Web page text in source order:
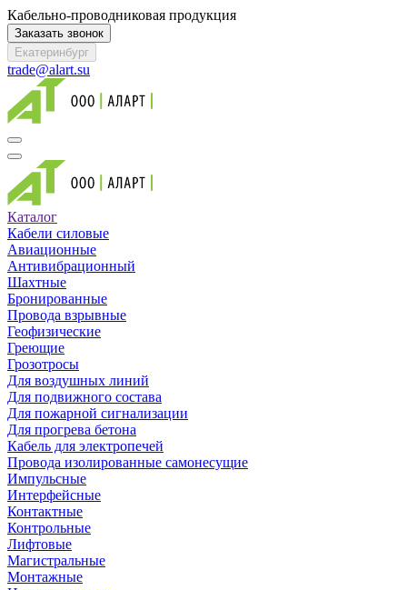
Кабельно-проводниковая продукция
Заказать звонок
Екатеринбург
trade@alart.su
Каталог
Кабели силовые
Авиационные
Антивибрационный
Шахтные
Бронированные
Провода взрывные
Геофизические
Греющие
Грозотросы
Для воздушных линий
Для подвижного состава
Для пожарной сигнализации
Для прогрева бетона
Кабель для электропечей
Провода изолированные самонесущие
Импульсные
Интерфейсные
Контактные
Контрольные
Лифтовые
Магистральные
Монтажные